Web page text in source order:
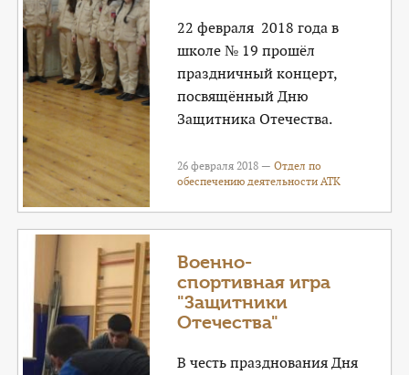
22 февраля 2018 года в
школе № 19 прошёл
праздничный концерт,
посвящённый Дню
Защитника Отечества.
26 февраля 2018 —Отдел по
обеспечению деятельности АТК
Военно-
спортивная игра
"Защитники
Отечества"
В честь празднования Дня